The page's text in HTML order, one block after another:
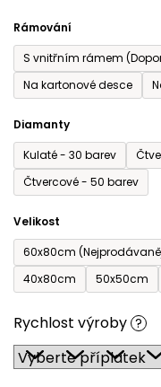
Rámování
S vnitřním rámem
Na kartonové desce
Diamanty
Kulaté - 30 barev
Čtvercové - 50 barev
Velikost
60x80cm
40x80cm
50x50cm
Rychlost výroby ?